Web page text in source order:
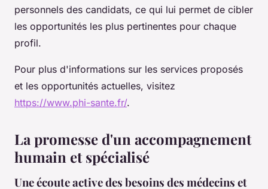
personnels des candidats, ce qui lui permet de cibler
les opportunités les plus pertinentes pour chaque
profil.
Pour plus d'informations sur les services proposés
et les opportunités actuelles, visitez
https://www.phi-sante.fr/.
La promesse d'un accompagnement
humain et spécialisé
Une écoute active des besoins des médecins et